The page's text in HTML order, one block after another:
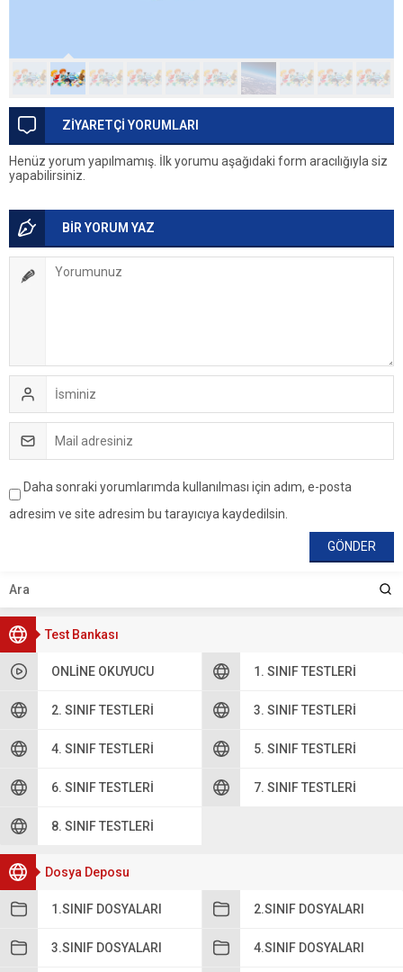
Test Bankası
ONLINE OKUYUCU 1. SINIF TESTLERI
2. SINIF TESTLERI 3. SINIF TESTLERI
4. SINIF TESTLERI 5. SINIF TESTLERI
6. SINIF TESTLERI 7. SINIF TESTLERI
8. SINIF TESTLERI
Dosya Deposu
1.SINIF DOSYALARI 2.SINIF DOSYALARI
3.SINIF DOSYALARI 4.SINIF DOSYALARI
ZİYARETÇİ YORUMLARI
Henüz yorum yapılmamış. İlk yorumu aşağıdaki form aracılığıyla siz
yapabilirsiniz.
BİR YORUM YAZ
Daha sonraki yorumlarımda kullanılması için adım, e-posta
adresim ve site adresim bu tarayıcıya kaydedilsin.